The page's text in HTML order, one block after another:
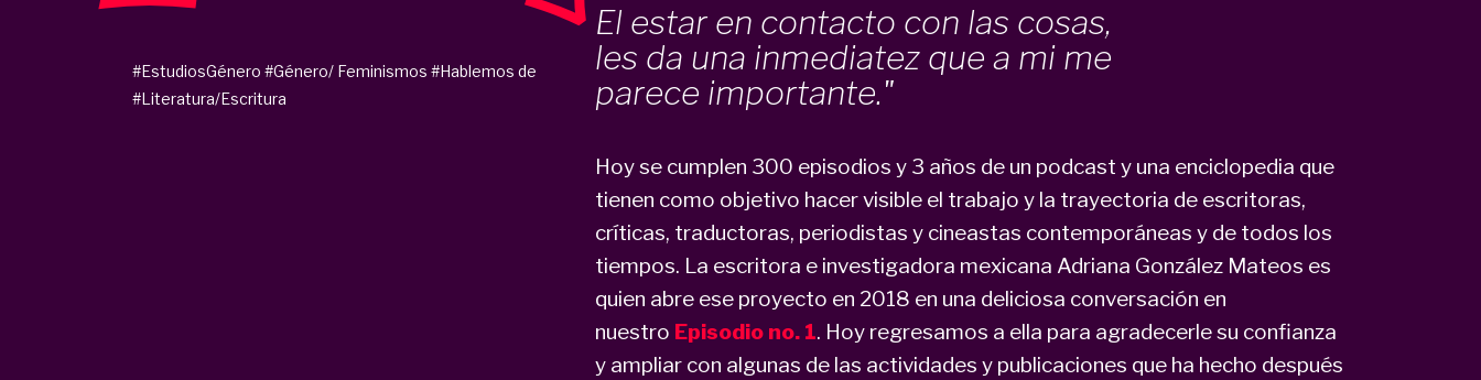
El estar en contacto con las cosas,
les da una inmediatez que a mi me
parece importante."
Hoy se cumplen 300 episodios y 3 años de un podcast y una enciclopedia que
tienen como objetivo hacer visible el trabajo y la trayectoria de escritoras,
críticas, traductoras, periodistas y cineastas contemporáneas y de todos los
tiempos. La escritora e investigadora mexicana Adriana González Mateos es
quien abre ese proyecto en 2018 en una deliciosa conversación en
nuestro Episodio no. 1. Hoy regresamos a ella para agradecerle su confianza
y ampliar con algunas de las actividades y publicaciones que ha hecho después
#EstudiosGénero #Género/ Feminismos #Hablemos de
#Literatura/Escritura